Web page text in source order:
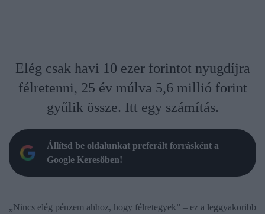
Elég csak havi 10 ezer forintot nyugdíjra
félretenni, 25 év múlva 5,6 millió forint
gyűlik össze. Itt egy számítás.
Állítsd be oldalunkat preferált forrásként a
Google Keresőben!
„Nincs elég pénzem ahhoz, hogy félretegyek” – ez a leggyakoribb